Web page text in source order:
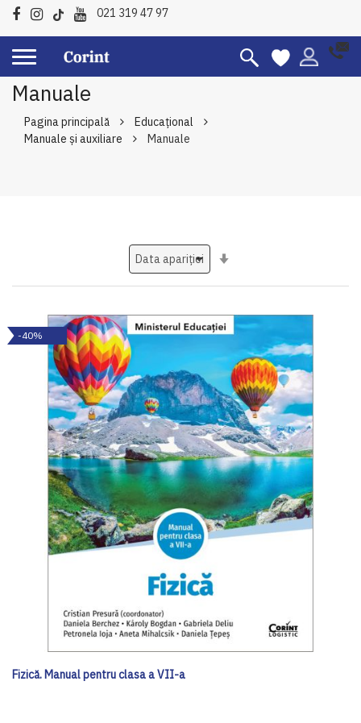
021 319 47 97
Manuale
Pagina principală
Educațional
Manuale şi auxiliare
Manuale
-40%
Fizică. Manual pentru clasa a VII-a